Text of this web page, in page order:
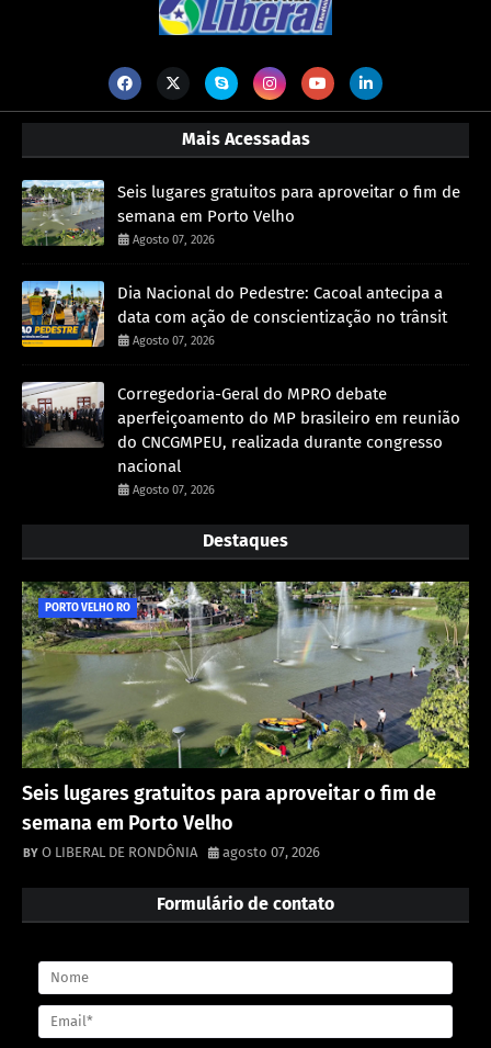
Mais Acessadas
Seis lugares gratuitos para aproveitar o fim de
semana em Porto Velho
Agosto 07, 2026
Dia Nacional do Pedestre: Cacoal antecipa a
data com ação de conscientização no trânsit
Agosto 07, 2026
Corregedoria-Geral do MPRO debate
aperfeiçoamento do MP brasileiro em reunião
do CNCGMPEU, realizada durante congresso
nacional
Agosto 07, 2026
Destaques
PORTO VELHO RO
Seis lugares gratuitos para aproveitar o fim de
semana em Porto Velho
O LIBERAL DE RONDÔNIA agosto 07, 2026
Formulário de contato